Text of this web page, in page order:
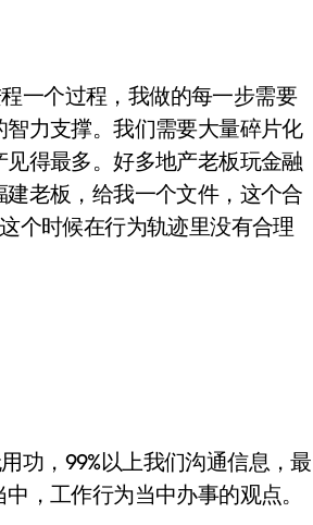
一个过程，我做的每一步需要
力支撑。我们需要大量碎片化
得最多。好多地产老板玩金融
老板，给我一个文件，这个合
个时候在行为轨迹里没有合理
功，99%以上我们沟通信息，最
，工作行为当中办事的观点。